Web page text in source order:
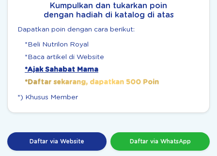
Kumpulkan dan tukarkan poin
dengan hadiah di katalog di atas
Dapatkan poin dengan cara berikut:
*Beli Nutrilon Royal
*Baca artikel di Website
*Ajak Sahabat Mama
*Daftar sekarang, dapatkan 500 Poin
*) Khusus Member
Daftar via Website Daftar via WhatsApp